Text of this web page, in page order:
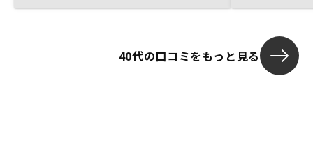
進めてくれた。購入を決めてからはほぼ自
ンの選択だけでなく、扱っているローンの
いる友人と契
えられ、数年
担当者を紹介
応も大変丁寧
40代の口コミをもっと見る